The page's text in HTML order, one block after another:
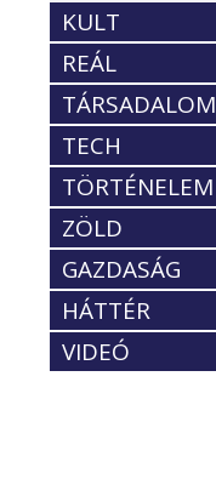
KULT
REÁL
TÁRSADALOM
TECH
TÖRTÉNELEM
ZÖLD
GAZDASÁG
HÁTTÉR
VIDEÓ